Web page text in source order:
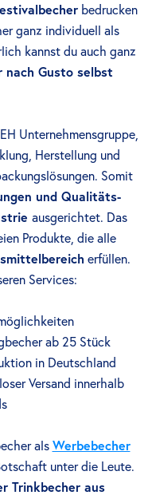
bedrucken
ganz individuell als
kannst du auch ganz
nach Gusto selbst
Unternehmensgruppe,
Herstellung und
Somit
und Qualitäts-
ausgerichtet. Das
Produkte, die alle
erfüllen.
Services:
ab 25 Stück
in Deutschland
Versand innerhalb
als Werbebecher
unter die Leute.
Trinkbecher aus